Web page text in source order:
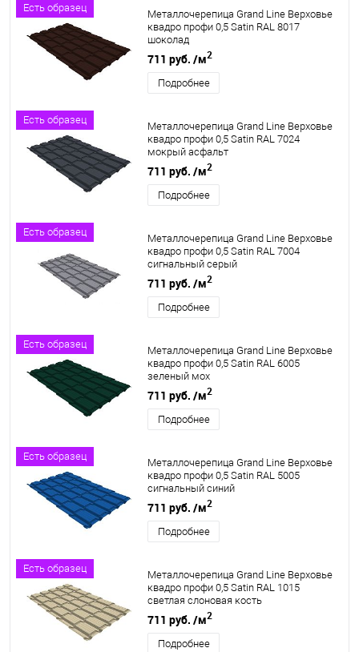
Есть образец
Металлочерепица Grand Line Верховье
квадро профи 0,5 Satin RAL 8017
шоколад
711 руб. /м2
Подробнее
Есть образец
Металлочерепица Grand Line Верховье
квадро профи 0,5 Satin RAL 7024
мокрый асфальт
711 руб. /м2
Подробнее
Есть образец
Металлочерепица Grand Line Верховье
квадро профи 0,5 Satin RAL 7004
сигнальный серый
711 руб. /м2
Подробнее
Есть образец
Металлочерепица Grand Line Верховье
квадро профи 0,5 Satin RAL 6005
зеленый мох
711 руб. /м2
Подробнее
Есть образец
Металлочерепица Grand Line Верховье
квадро профи 0,5 Satin RAL 5005
сигнальный синий
711 руб. /м2
Подробнее
Есть образец
Металлочерепица Grand Line Верховье
квадро профи 0,5 Satin RAL 1015
светлая слоновая кость
711 руб. /м2
Подробнее